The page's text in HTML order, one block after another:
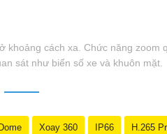
cách xa. Chức năng zoom
sát như biển số xe và khuôn mặt.
Xoay 360 IP66 H.265